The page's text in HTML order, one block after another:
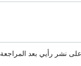
نشر رأيي بعد المراجعة.